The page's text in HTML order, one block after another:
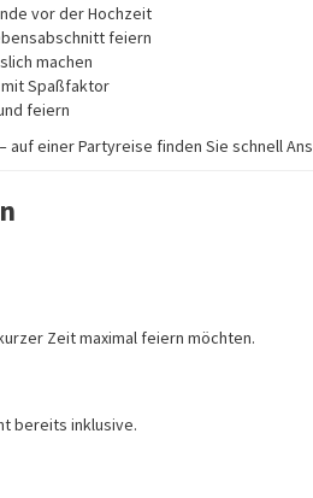
vor der Hochzeit
feiern
machen
Spaßfaktor
feiern
auf einer Partyreise finden Sie schnell
Zeit maximal feiern möchten.
bereits inklusive.